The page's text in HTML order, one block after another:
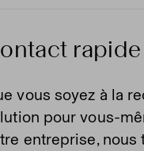
rapide
vous soyez à la
pour vous-
entreprise, nous